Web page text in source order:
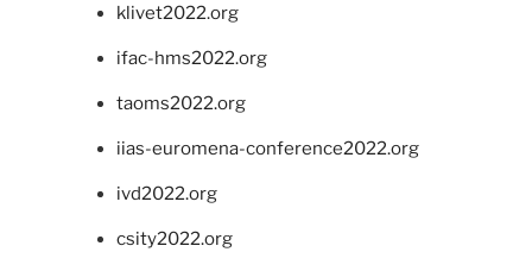
klivet2022.org
ifac-hms2022.org
taoms2022.org
iias-euromena-conference2022.org
ivd2022.org
csity2022.org